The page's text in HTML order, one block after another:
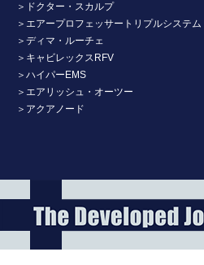
＞ドクター・スカルプ
＞エアープロフェッサートリプルシステム
＞ディマ・ルーチェ
＞キャビレックスRFV
＞ハイパーEMS
＞エアリッシュ・オーツー
＞アクアノード